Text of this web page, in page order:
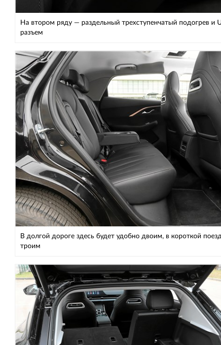
На втором ряду — раздельный трехступенчатый подогрев и
разъем
В долгой дороге здесь будет удобно двоим, в короткой
троим